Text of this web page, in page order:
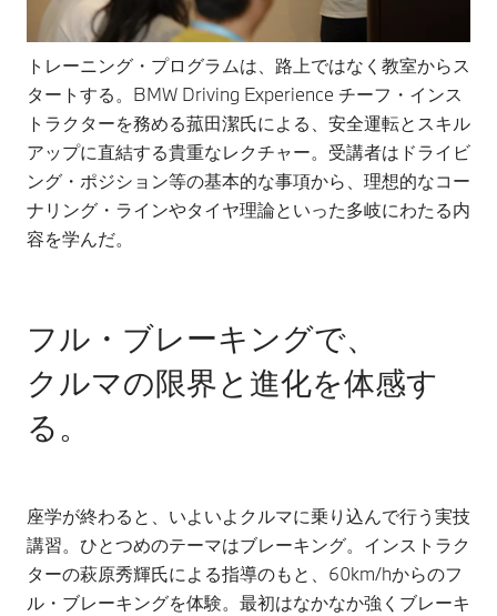
トレーニング・プログラムは、路上ではなく教室からス
タートする。BMW Driving Experience チーフ・インス
トラクターを務める菰田潔氏による、安全運転とスキル
アップに直結する貴重なレクチャー。受講者はドライビ
ング・ポジション等の基本的な事項から、理想的なコー
ナリング・ラインやタイヤ理論といった多岐にわたる内
容を学んだ。
フル・ブレーキングで、
クルマの限界と進化を体感す
る。
座学が終わると、いよいよクルマに乗り込んで行う実技
講習。ひとつめのテーマはブレーキング。インストラク
ターの萩原秀輝氏による指導のもと、60km/hからのフ
ル・ブレーキングを体験。最初はなかなか強くブレーキ